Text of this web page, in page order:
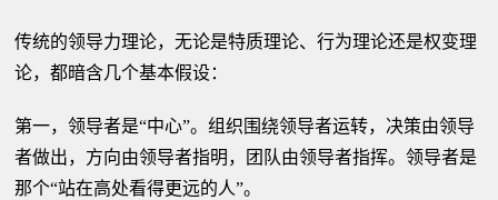
传统的领导力理论，无论是特质理论、行为理论还是权变理
论，都暗含几个基本假设：
第一，领导者是“中心”。组织围绕领导者运转，决策由领导
者做出，方向由领导者指明，团队由领导者指挥。领导者是
那个“站在高处看得更远的人”。